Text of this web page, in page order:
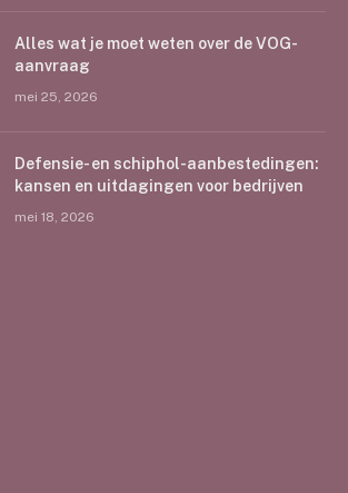
Alles wat je moet weten over de VOG-
aanvraag
mei 25, 2026
Defensie- en schiphol-aanbestedingen:
kansen en uitdagingen voor bedrijven
mei 18, 2026